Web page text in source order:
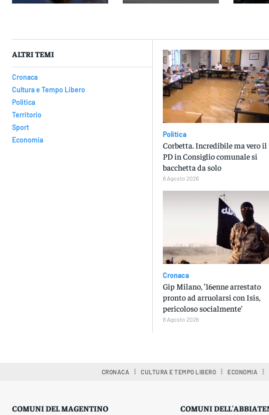
ALTRI TEMI
Cronaca
Cultura e Tempo Libero
Politica
Territorio
Sport
Economia
Politica
Corbetta. Incredibile ma vero il
PD in Consiglio comunale si
bacchetta da solo
8 Agosto 2026
Cronaca
Gip Milano, ’16enne arrestato
pronto ad arruolarsi con Isis,
pericoloso socialmente’
8 Agosto 2026
CRONACA CULTURA E TEMPO LIBERO ECONOMIA
COMUNI DEL MAGENTINO COMUNI